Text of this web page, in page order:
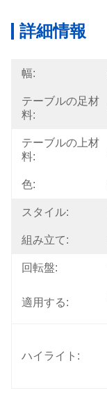
詳細情報
幅:
テーブルの足材
料:
テーブルの上材
料:
色:
スタイル:
組み立て:
回転盤:
適用する:
ハイライト: